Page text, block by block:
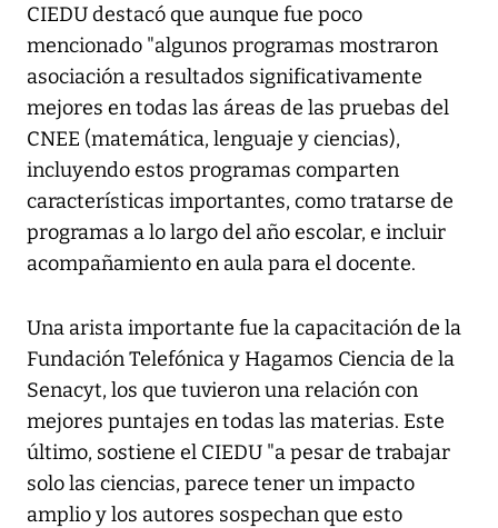
CIEDU destacó que aunque fue poco
mencionado "algunos programas mostraron
asociación a resultados significativamente
mejores en todas las áreas de las pruebas del
CNEE (matemática, lenguaje y ciencias),
incluyendo estos programas comparten
características importantes, como tratarse de
programas a lo largo del año escolar, e incluir
acompañamiento en aula para el docente.
Una arista importante fue la capacitación de la
Fundación Telefónica y Hagamos Ciencia de la
Senacyt, los que tuvieron una relación con
mejores puntajes en todas las materias. Este
último, sostiene el CIEDU "a pesar de trabajar
solo las ciencias, parece tener un impacto
amplio y los autores sospechan que esto